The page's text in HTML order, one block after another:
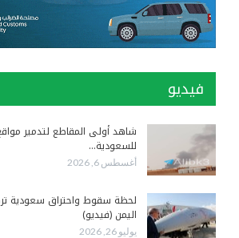
فيديو
شاهد أولى المقاطع لتدمير
للسعودية…
أغسطس 6, 2026
لحظة سقوط واحتراق سعودية
اليمن (فيديو)
يوليو 26, 2026